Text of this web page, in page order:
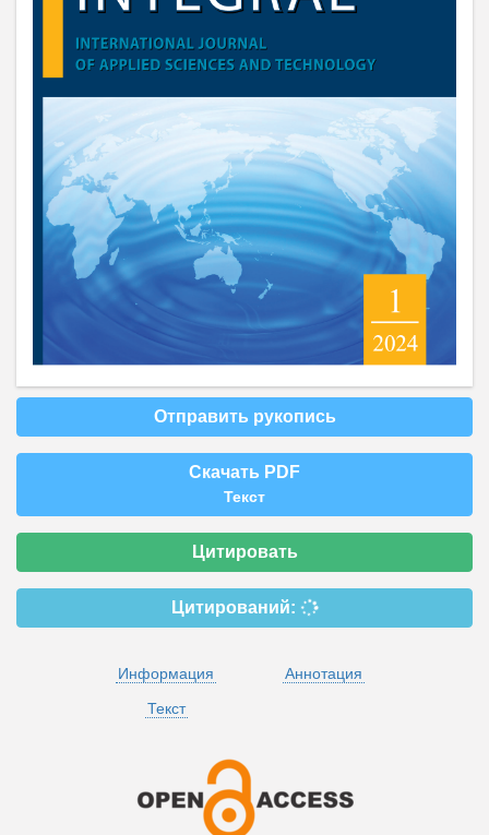
Отправить рукопись
Скачать PDF
Текст
Цитировать
Цитирований:
Информация
Аннотация
Текст